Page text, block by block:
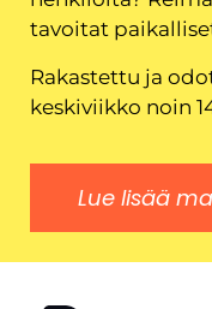
tavoitat
Rakastettu ja
keskiviikko noin
Lue lisää